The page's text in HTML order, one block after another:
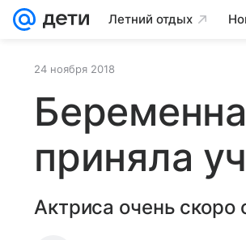
Летний отдых
24 ноября 2018
приняла
Актриса очень скоро